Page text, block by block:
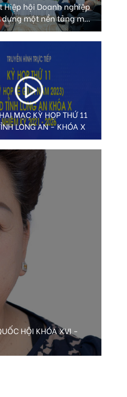
Hiệp hội Doanh nghiệp
một nền tảng mới
mạnh – phát triển
cho cộng đồng doanh
nhân Tây Ninh
MẠC KỲ HỌP THỨ 11
LONG AN - KHÓA X
HỘI KHÓA XVI -